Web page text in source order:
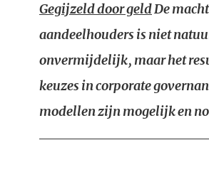
Gegijzeld door geldDe
aandeelhouders is niet
onvermijdelijk, maar het
keuzes in corporate
modellen zijn mogelijk en